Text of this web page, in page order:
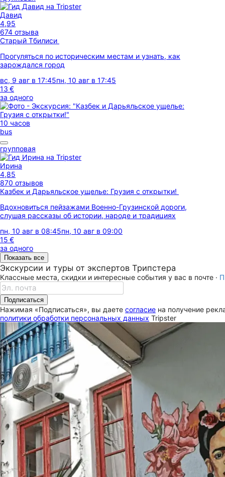
Давид
4,95
674 отзыва
Старый Тбилиси
Прогуляться по историческим местам и узнать, как
зарождался город
вс, 9 авг в 17:45пн, 10 авг в 17:45
13 €
за одного
10 часов
bus
групповая
Ирина
4,85
870 отзывов
Казбек и Дарьяльское ущелье: Грузия с открытки!
Вдохновиться пейзажами Военно-Грузинской дороги,
слушая рассказы об истории, народе и традициях
пн, 10 авг в 08:45пн, 10 авг в 09:00
15 €
за одного
Показать все
Экскурсии и туры от экспертов Трипстера
Классные места, скидки и интересные события у вас в почте ·
Подписаться
Нажимая «Подписаться», вы даете согласие на получение
политики обработки персональных данных Tripster